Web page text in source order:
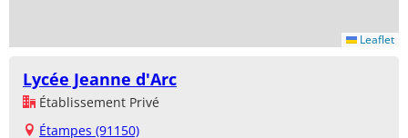
Leaflet
Lycée Jeanne d'Arc
Établissement Privé
Étampes (91150)